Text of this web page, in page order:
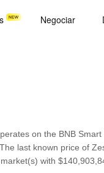
Negociar
on the BNB
last known price of
with